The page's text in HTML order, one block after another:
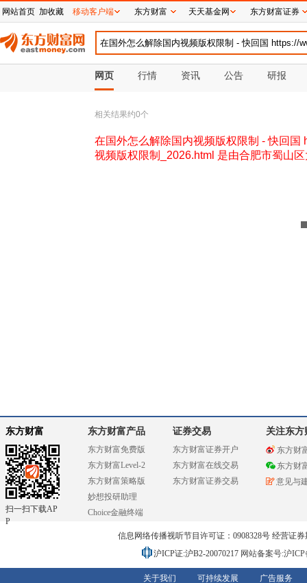
网页 行情 资讯 公告 研报
相关结果约0个
在国外怎么解除国内视频版权限制 - 快回
视频版权限制_2026.html 是由合肥市蜀山
东方财富
扫一扫下载AP
P
东方财富产品
东方财富免费版
东方财富Level-2
东方财富策略版
妙想投研助理
Choice金融终端
证券交易
东方财富证券开户
东方财富在线交易
东方财富证券交易
关注东方
东方财
东方财
意见与
信息网络传播视听节目许可证：0908328号 经营证
沪ICP证:沪B2-20070217 网站备案号:沪
关于我们 可持续发展 广告服务
网站首页 加收藏 移动客户端 东方财富 天天基金网 东方财富证券